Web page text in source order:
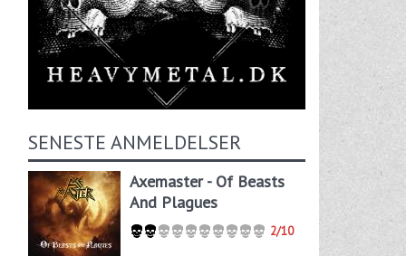
SENESTE ANMELDELSER
Axemaster - Of Beasts
And Plagues
2/10